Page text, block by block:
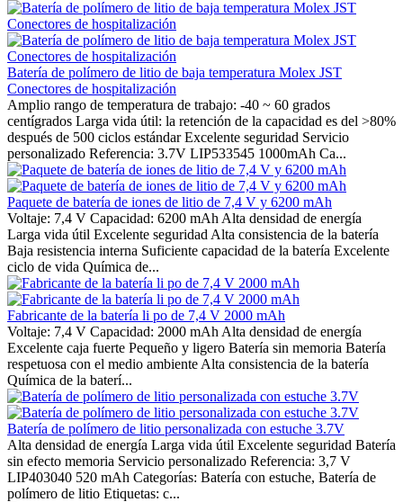
Batería de polímero de litio de baja temperatura Molex JST
Conectores de hospitalización
Amplio rango de temperatura de trabajo: -40 ~ 60 grados
centígrados Larga vida útil: la retención de la capacidad es del >80%
después de 500 ciclos estándar Excelente seguridad Servicio
personalizado Referencia: 3.7V LIP533545 1000mAh Ca...
Paquete de batería de iones de litio de 7,4 V y 6200 mAh
Voltaje: 7,4 V Capacidad: 6200 mAh Alta densidad de energía
Larga vida útil Excelente seguridad Alta consistencia de la batería
Baja resistencia interna Suficiente capacidad de la batería Excelente
ciclo de vida Química de...
Fabricante de la batería li po de 7,4 V 2000 mAh
Voltaje: 7,4 V Capacidad: 2000 mAh Alta densidad de energía
Excelente caja fuerte Pequeño y ligero Batería sin memoria Batería
respetuosa con el medio ambiente Alta consistencia de la batería
Química de la baterí...
Batería de polímero de litio personalizada con estuche 3.7V
Alta densidad de energía Larga vida útil Excelente seguridad Batería
sin efecto memoria Servicio personalizado Referencia: 3,7 V
LIP403040 520 mAh Categorías: Batería con estuche, Batería de
polímero de litio Etiquetas: c...